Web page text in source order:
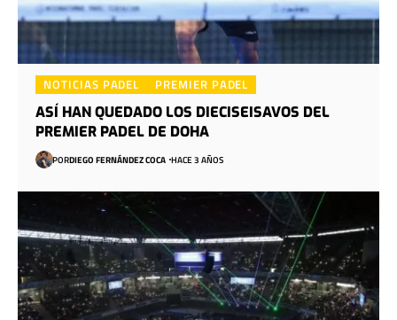
NOTICIAS PADEL PREMIER PADEL
ASÍ HAN QUEDADO LOS DIECISEISAVOS DEL
PREMIER PADEL DE DOHA
PORDIEGO FERNÁNDEZ COCA HACE 3 AÑOS